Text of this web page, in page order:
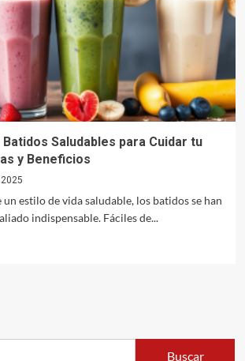
Saludables para Cuidar tu
y Beneficios
un estilo de vida saludable, los batidos se han
indispensable. Fáciles de...
Buscar